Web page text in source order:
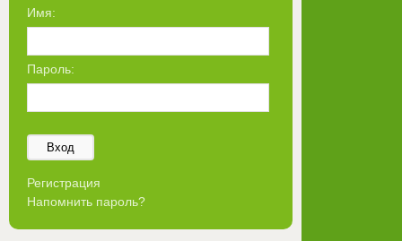
Имя:
Пароль:
Вход
Регистрация
Напомнить пароль?